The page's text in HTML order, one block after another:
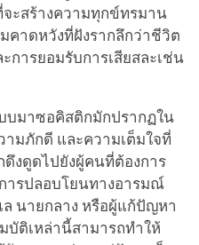
ะสร้างความทุกข์ทรมาน
คาดหวังที่ฝังรากลึกว่าชีวิต
การยอมรับการเสียสละเช่น
บมาซอคิสติกมักปรากฏใน
ามภักดี และความเต็มใจที่
งดูดไปยังผู้คนที่ต้องการ
ารปลอบโยนทางอารมณ์
นายกลาง หรือผู้แก้ปัญหา
ติเหล่านี้สามารถทำให้